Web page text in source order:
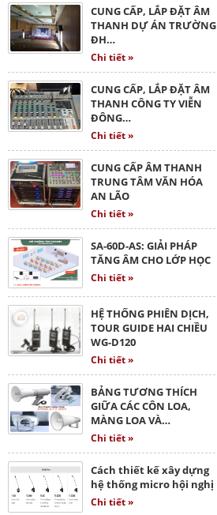
CUNG CẤP, LẮP ĐẶT ÂM
THANH DỰ ÁN TRƯỜNG
ĐH…
Chi tiết »
CUNG CẤP, LẮP ĐẶT ÂM
THANH CÔNG TY VIỄN
ĐÔNG…
Chi tiết »
CUNG CẤP ÂM THANH
TRUNG TÂM VĂN HÓA
AN LÃO
Chi tiết »
SA-60D-AS: GIẢI PHÁP
TĂNG ÂM CHO LỚP HỌC
Chi tiết »
HỆ THỐNG PHIÊN DỊCH,
TOUR GUIDE HAI CHIỀU
WG-D120
Chi tiết »
BẢNG TƯƠNG THÍCH
GIỮA CÁC CÔN LOA,
MÀNG LOA VÀ…
Chi tiết »
Cách thiết kế xây dựng
hệ thống micro hội nghị
Chi tiết »